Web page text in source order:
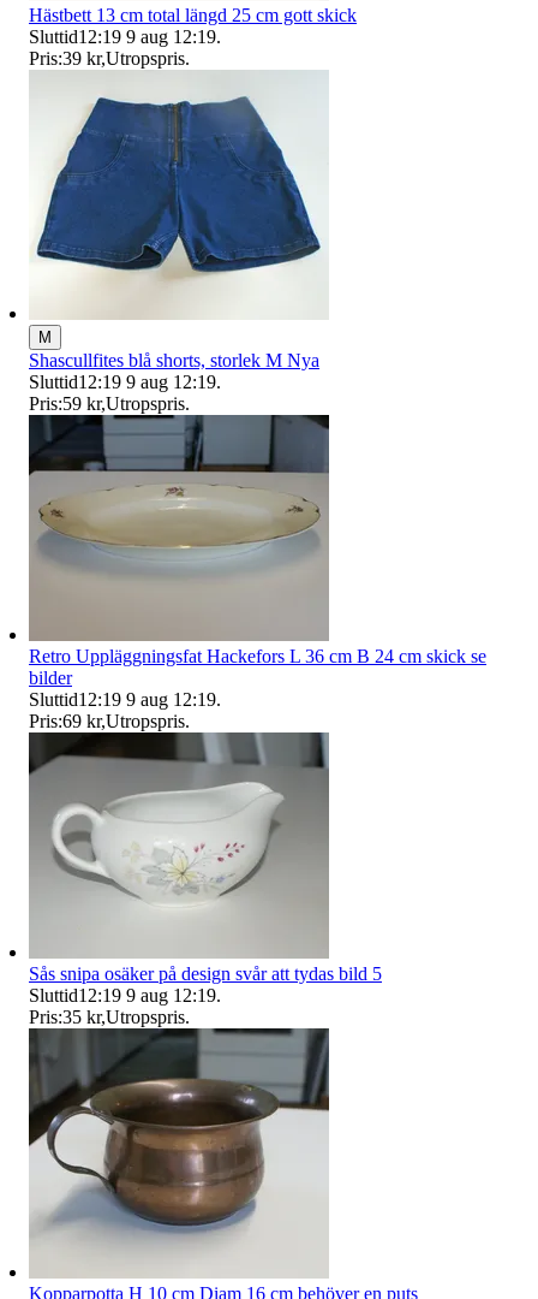
Hästbett 13 cm total längd 25 cm gott skick
Sluttid12:19 9 aug 12:19.
Pris:39 kr,Utropspris.
M
Shascullfites blå shorts, storlek M Nya
Sluttid12:19 9 aug 12:19.
Pris:59 kr,Utropspris.
Retro Uppläggningsfat Hackefors L 36 cm B 24 cm skick se
bilder
Sluttid12:19 9 aug 12:19.
Pris:69 kr,Utropspris.
Sås snipa osäker på design svår att tydas bild 5
Sluttid12:19 9 aug 12:19.
Pris:35 kr,Utropspris.
Kopparpotta H 10 cm Diam 16 cm behöver en puts